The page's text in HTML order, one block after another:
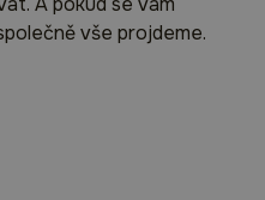
vše projdeme.